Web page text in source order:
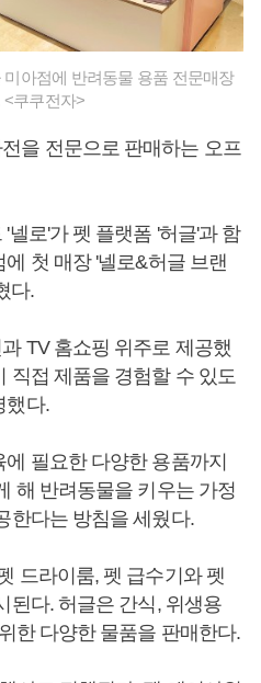
아점에 반려동물 용품 전문매장
<쿠쿠전자>
을 전문으로 판매하는 오프
로'가 펫 플랫폼 '허글'과 함
첫 매장 '넬로&허글 브랜
다.
TV 홈쇼핑 위주로 제공했
직접 제품을 경험할 수 있도
했다.
필요한 다양한 용품까지
해 반려동물을 키우는 가정
한다는 방침을 세웠다.
드라이룸, 펫 급수기와 펫
된다. 허글은 간식, 위생용
한 다양한 물품을 판매한다.